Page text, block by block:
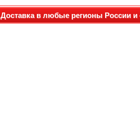
Доставка в любые регионы России и